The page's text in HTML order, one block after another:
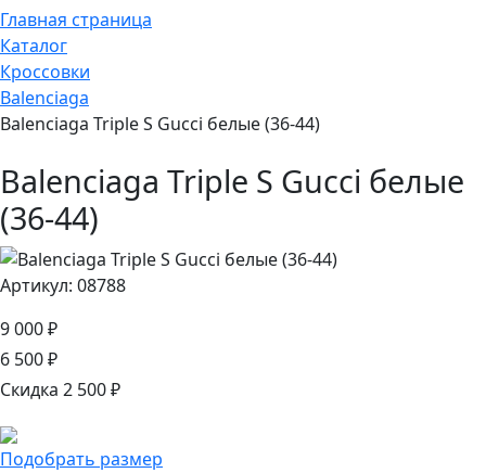
Главная страница
Каталог
Кроссовки
Balenciaga
Balenciaga Triple S Gucci белые (36-44)
Balenciaga Triple S Gucci белые
(36-44)
Артикул: 08788
9 000 ₽
6 500 ₽
Скидка 2 500 ₽
Подобрать размер